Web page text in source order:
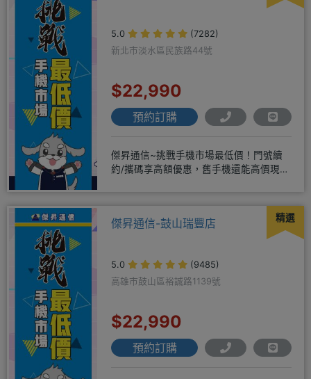
5.0
(7282)
新北市淡水區民族路44號
$22,990
預約訂購
傑昇通信~挑戰手機市場最低價！門號續
約/攜碼享高額優惠，舊手機還能高價現金
精選
傑昇通信-鼓山瑞豐店
5.0
(9485)
高雄市鼓山區裕誠路1139號
$22,990
預約訂購